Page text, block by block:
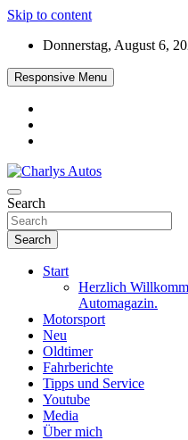
Skip to content
Donnerstag, August 6,
Responsive Menu
Charlys Autos
Das neue Automagazin –
Search
Search
Start
Herzlich
Automagazin.
Motorsport
Neu
Oldtimer
Fahrberichte
Tipps und Service
Youtube
Media
Über mich